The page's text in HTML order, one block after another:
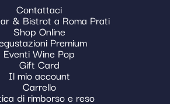
Contattaci
& Bistrot a Roma Prati
Shop Online
Premium
Eventi Wine Pop
Gift Card
Il mio account
Carrello
di rimborso e reso